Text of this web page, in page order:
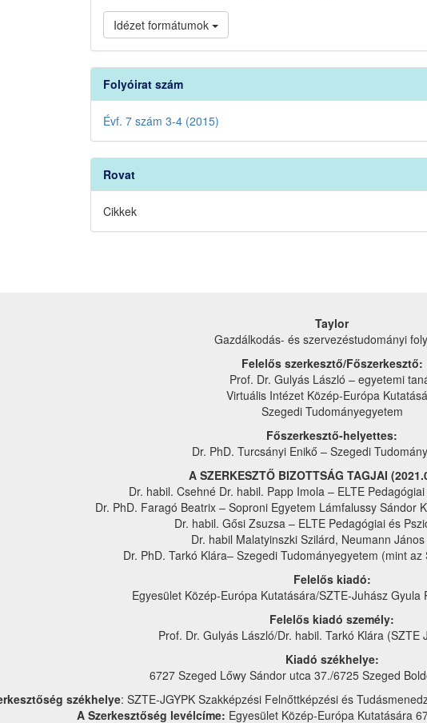
Idézet formátumok
Folyóirat szám
Évf. 7 szám 3-4 (2015)
Rovat
Cikkek
Taylor
Gazdálkodás- és szervezéstudományi
Felelős szerkesztő/Főszerkesztő:
Prof. Dr. Gulyás László – egyetemi
Virtuális Intézet Közép-Európa
Szegedi Tudományegyetem
Főszerkesztő-helyettes:
Dr. PhD. Turcsányi Enikő – Szegedi
A SZERKESZTŐ BIZOTTSÁG TAGJAI
Dr. habil. Csehné Dr. habil. Papp Imola – ELTE
Dr. PhD. Faragó Beatrix – Soproni Egyetem Lámfalussy Sándor
Dr. habil. Gősi Zsuzsa – ELTE Pedagógiai és
Dr. habil Malatyinszki Szilárd, Neumann
Dr. PhD. Tarkó Klára– Szegedi Tudományegyetem (mint az
Felelős kiadó:
Egyesület Közép-Európa Kutatására/SZTE-Juhász Gyula
Felelős kiadó személy:
Prof. Dr. Gulyás László/Dr. habil. Tarkó Klára (SZTE
Kiadó székhelye:
6727 Szeged Lőwy Sándor utca 37./6725 Szeged
székhelye: SZTE-JGYPK Szakképzési Felnőttképzési és
A Szerkesztőség levélcíme: Egyesület Közép-Európa Kutatására